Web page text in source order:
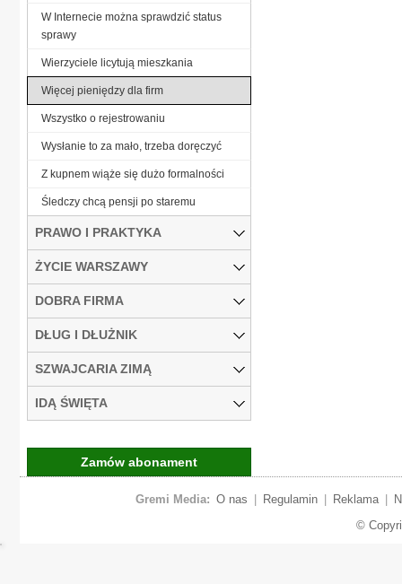
W Internecie można sprawdzić status
sprawy
Wierzyciele licytują mieszkania
Więcej pieniędzy dla firm
Wszystko o rejestrowaniu
Wysłanie to za mało, trzeba doręczyć
Z kupnem wiąże się dużo formalności
Śledczy chcą pensji po staremu
PRAWO I PRAKTYKA
ŻYCIE WARSZAWY
DOBRA FIRMA
DŁUG I DŁUŻNIK
SZWAJCARIA ZIMĄ
IDĄ ŚWIĘTA
Zamów abonament
Gremi Media: O nas Regulamin Reklama
©